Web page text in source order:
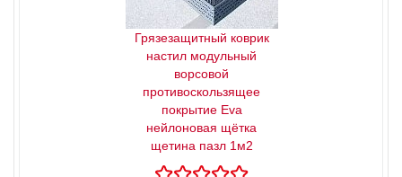
Грязезащитный коврик
настил модульный
ворсовой
противоскользящее
покрытие Eva
нейлоновая щётка
щетина пазл 1м2